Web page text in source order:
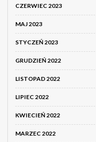
CZERWIEC 2023
MAJ 2023
STYCZEŃ 2023
GRUDZIEŃ 2022
LISTOPAD 2022
LIPIEC 2022
KWIECIEŃ 2022
MARZEC 2022